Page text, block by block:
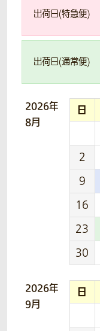
出荷日(特急便)
出荷日(通常便)
2026年
8月
日
2
9
16
23
30
2026年
9月
日